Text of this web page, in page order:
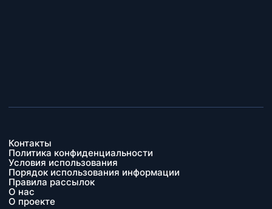
Контакты
Политика конфиденциальности
Условия использования
Порядок использования информации
Правила рассылок
О нас
О проекте